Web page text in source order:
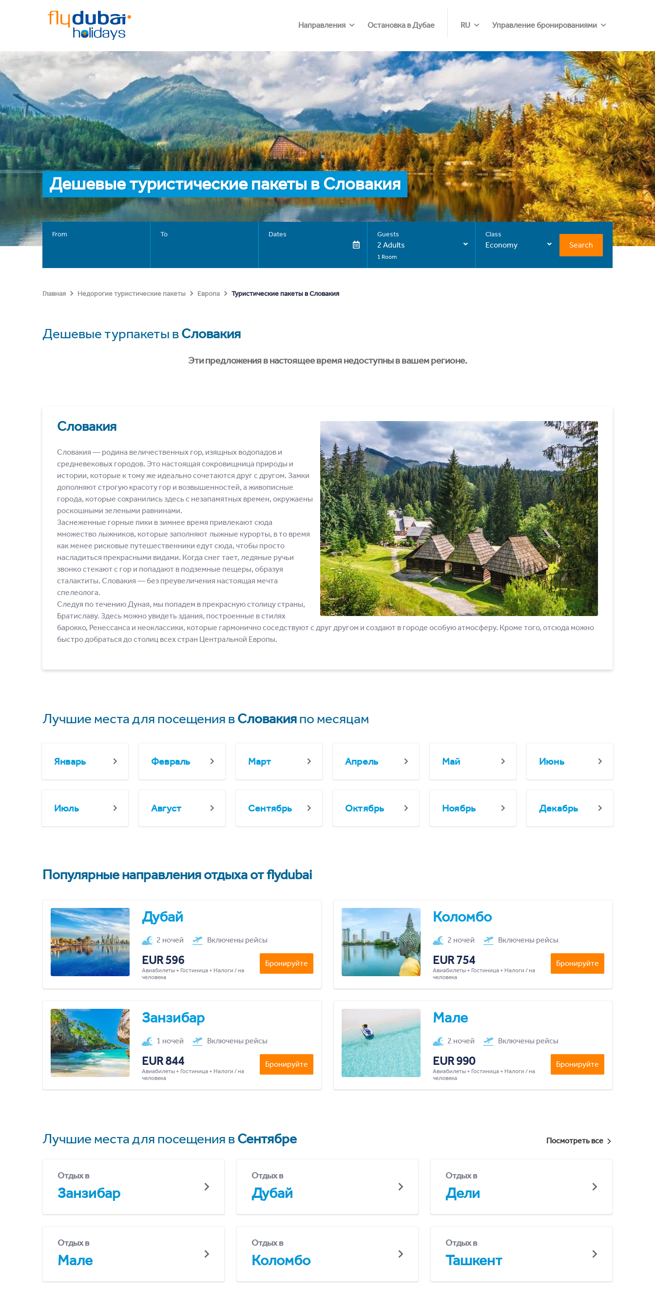
Направления Остановка в Дубае RU Управление бронированиями
Дешевые туристические пакеты в Словакия
From To Dates Guests
2 Adults
1 Room
Class
Economy Search
Главная Недорогие туристические пакеты Европа Туристические пакеты в Словакия
Дешевые турпакеты вСловакия
Эти предложения в настоящее время недоступны в вашем регионе.
Словакия
Словакия ― родина величественных гор, изящных водопадов и
средневековых городов. Это настоящая сокровищница природы и
истории, которые к тому же идеально сочетаются друг с другом. Замки
дополняют строгую красоту гор и возвышенностей, а живописные
города, которые сохранились здесь с незапамятных времен, окружаены
роскошными зелеными равнинами.
Заснеженные горные пики в зимнее время привлекают сюда
множество лыжников, которые заполняют лыжные курорты, в то время
как менее рисковые путешественники едут сюда, чтобы просто
насладиться прекрасными видами. Когда снег тает, ледяные ручьи
звонко стекают с гор и попадают в подземные пещеры, образуя
сталактиты. Словакия ― без преувеличения настоящая мечта
спелеолога.
Следуя по течению Дуная, мы попадем в прекрасную столицу страны,
Братиславу. Здесь можно увидеть здания, построенные в стилях
барокко, Ренессанса и неоклассики, которые гармонично соседствуют с друг другом и создают в городе особую атмосферу. Кроме того, отсюда можно
быстро добраться до столиц всех стран Центральной Европы.
Лучшие места для посещения вСловакияпо месяцам
Январь Февраль Март Апрель Май Июнь
Июль Август Сентябрь Октябрь Ноябрь Декабрь
Популярные направления отдыха от flydubai
Дубай
2 ночей Включены рейсы
EUR 596
Авиабилеты + Гостиница + Налоги / на
человека
Бронируйте
Коломбо
2 ночей Включены рейсы
EUR 754
Авиабилеты + Гостиница + Налоги / на
человека
Бронируйте
Занзибар
1 ночей Включены рейсы
EUR 844
Авиабилеты + Гостиница + Налоги / на
человека
Бронируйте
Мале
2 ночей Включены рейсы
EUR 990
Авиабилеты + Гостиница + Налоги / на
человека
Бронируйте
Лучшие места для посещения вСентябре Посмотреть все
Отдых в
Занзибар
Отдых в
Дубай
Отдых в
Дели
Отдых в
Мале
Отдых в
Коломбо
Отдых в
Ташкент